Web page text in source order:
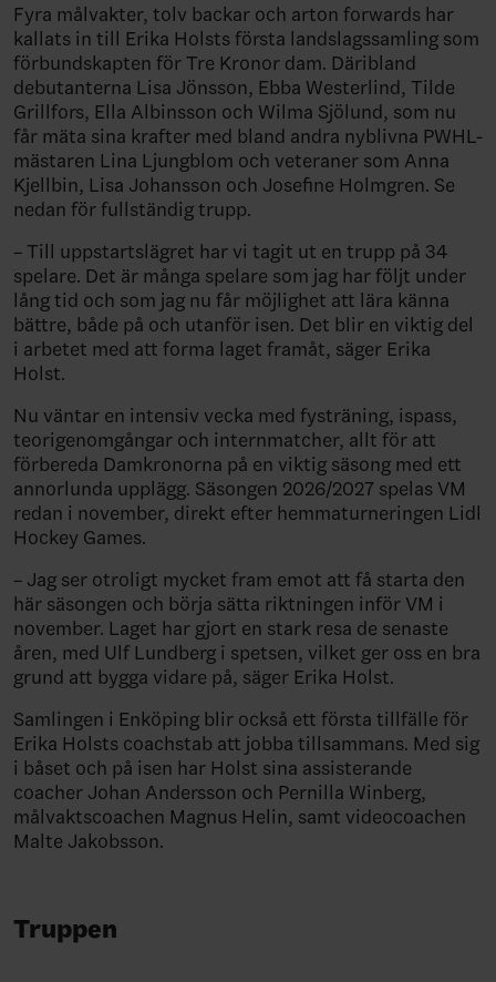
Fyra målvakter, tolv backar och arton forwards har
kallats in till Erika Holsts första landslagssamling som
förbundskapten för Tre Kronor dam. Däribland
debutanterna Lisa Jönsson, Ebba Westerlind, Tilde
Grillfors, Ella Albinsson och Wilma Sjölund, som nu
får mäta sina krafter med bland andra nyblivna PWHL-
mästaren Lina Ljungblom och veteraner som Anna
Kjellbin, Lisa Johansson och Josefine Holmgren. Se
nedan för fullständig trupp.
– Till uppstartslägret har vi tagit ut en trupp på 34
spelare. Det är många spelare som jag har följt under
lång tid och som jag nu får möjlighet att lära känna
bättre, både på och utanför isen. Det blir en viktig del
i arbetet med att forma laget framåt, säger Erika
Holst.
Nu väntar en intensiv vecka med fysträning, ispass,
teorigenomgångar och internmatcher, allt för att
förbereda Damkronorna på en viktig säsong med ett
annorlunda upplägg. Säsongen 2026/2027 spelas VM
redan i november, direkt efter hemmaturneringen Lidl
Hockey Games.
– Jag ser otroligt mycket fram emot att få starta den
här säsongen och börja sätta riktningen inför VM i
november. Laget har gjort en stark resa de senaste
åren, med Ulf Lundberg i spetsen, vilket ger oss en bra
grund att bygga vidare på, säger Erika Holst.
Samlingen i Enköping blir också ett första tillfälle för
Erika Holsts coachstab att jobba tillsammans. Med sig
i båset och på isen har Holst sina assisterande
coacher Johan Andersson och Pernilla Winberg,
målvaktscoachen Magnus Helin, samt videocoachen
Malte Jakobsson.
Truppen